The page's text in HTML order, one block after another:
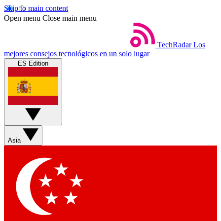
Skip to main content
Open menu Close main menu
TechRadar Los
mejores consejos tecnológicos en un solo lugar
ES Edition
Asia